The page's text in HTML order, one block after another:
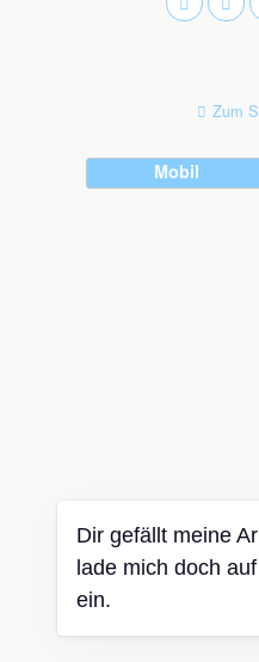
Zum
Mobil
Dir gefällt meine
lade mich doch
ein.